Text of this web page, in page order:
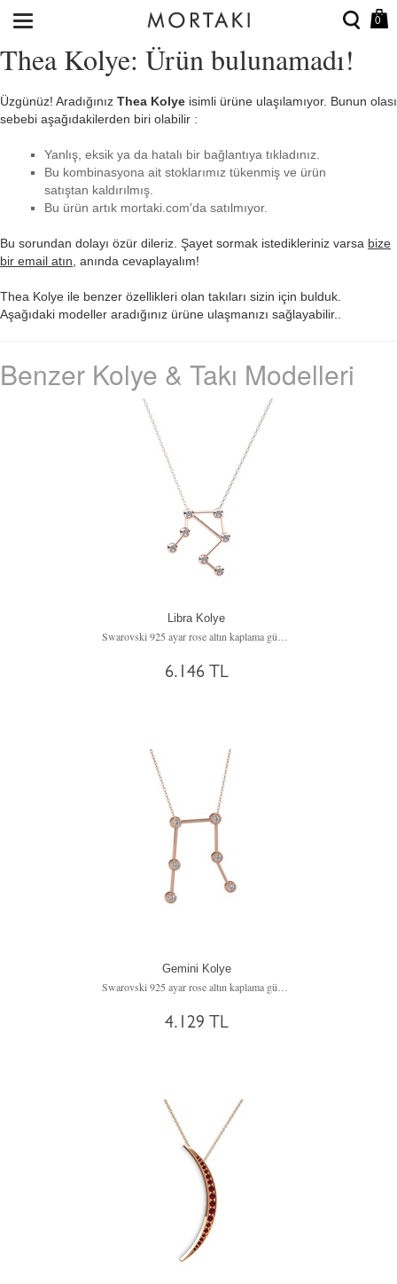
0
Thea Kolye: Ürün bulunamadı!
Üzgünüz! Aradığınız Thea Kolye isimli ürüne ulaşılamıyor. Bunun olası
sebebi aşağıdakilerden biri olabilir :
Yanlış, eksik ya da hatalı bir bağlantıya tıkladınız.
Bu kombinasyona ait stoklarımız tükenmiş ve ürün
satıştan kaldırılmış.
Bu ürün artık mortaki.com'da satılmıyor.
Bu sorundan dolayı özür dileriz. Şayet sormak istedikleriniz varsa bize
bir email atın , anında cevaplayalım!
Thea Kolye ile benzer özellikleri olan takıları sizin için bulduk.
Aşağıdaki modeller aradığınız ürüne ulaşmanızı sağlayabilir..
Benzer Kolye & Takı Modelleri
Libra Kolye
6.146 TL
Gemini Kolye
4.129 TL